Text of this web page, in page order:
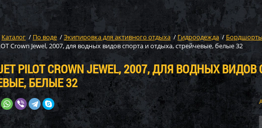
Каталог / По воде /Экипировка для активного отдыха / Гидроодежда /
Crown Jewel, 2007, для водных видов спорта и отдыха, стрейчевые, белые 32
PILOT CROWN JEWEL, 2007, ДЛЯ ВОДНЫХ
БЕЛЫЕ 32